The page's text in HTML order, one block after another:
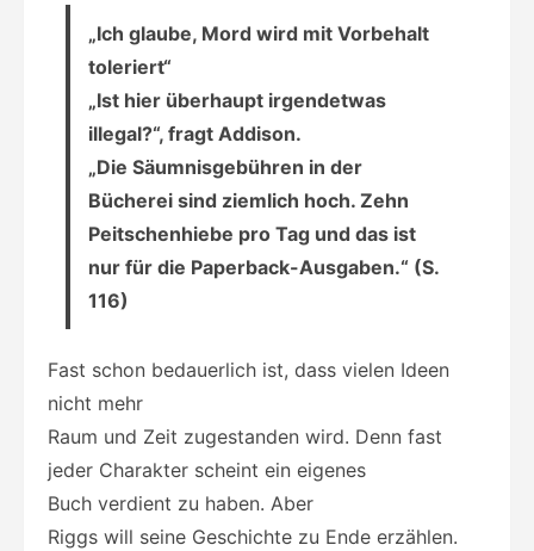
„Ich glaube, Mord wird mit Vorbehalt
toleriert“
„Ist hier überhaupt irgendetwas
illegal?“, fragt Addison.
„Die Säumnisgebühren in der
Bücherei sind ziemlich hoch. Zehn
Peitschenhiebe pro Tag und das ist
nur für die Paperback-Ausgaben.“ (S.
116)
Fast schon bedauerlich ist, dass vielen Ideen
nicht mehr
Raum und Zeit zugestanden wird. Denn fast
jeder Charakter scheint ein eigenes
Buch verdient zu haben. Aber
Riggs will seine Geschichte zu Ende erzählen.